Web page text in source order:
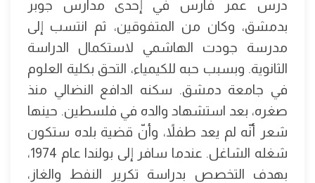
درس عمر فارس في إحدى مدارس جوبر
بدمشق، وكان من المتفوقين، ثم انتسب إلى
مدرسة جودت الهاشمي لاستكمال الدراسة
الثانوية. وبسبب حبه للكيمياء، التحق بكلية العلوم
في جامعة دمشق. سكنه الدافع النضالي منذ
صغره، بعد استشهاد والده في فلسطين. حينها
شعر أنّه لم يعد طفلاً، وأنّ قضية بلده ستكون
شغله الشاغل. عندما سافر إلى بولندا عام 1974،
بهدف التخصص بدراسة تكرير النفط والغاز،